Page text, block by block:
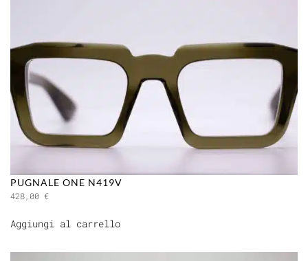
PUGNALE ONE N419V
428,00 €
Aggiungi al carrello